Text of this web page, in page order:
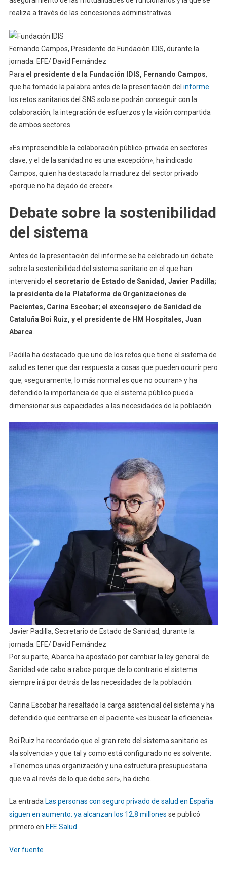
realiza a través de las concesiones administrativas.
Fernando Campos, Presidente de Fundación IDIS, durante la
jornada. EFE/ David Fernández
Para el presidente de la Fundación IDIS, Fernando Campos,
que ha tomado la palabra antes de la presentación del informe
los retos sanitarios del SNS solo se podrán conseguir con la
colaboración, la integración de esfuerzos y la visión compartida
de ambos sectores.
«Es imprescindible la colaboración público-privada en sectores
clave, y el de la sanidad no es una excepción», ha indicado
Campos, quien ha destacado la madurez del sector privado
«porque no ha dejado de crecer».
Debate sobre la sostenibilidad
del sistema
Antes de la presentación del informe se ha celebrado un debate
sobre la sostenibilidad del sistema sanitario en el que han
intervenido el secretario de Estado de Sanidad, Javier Padilla;
la presidenta de la Plataforma de Organizaciones de
Pacientes, Carina Escobar; el exconsejero de Sanidad de
Cataluña Boi Ruiz, y el presidente de HM Hospitales, Juan
Abarca
Padilla ha destacado que uno de los retos que tiene el sistema de
salud es tener que dar respuesta a cosas que pueden ocurrir pero
que, «seguramente, lo más normal es que no ocurran» y ha
defendido la importancia de que el sistema público pueda
dimensionar sus capacidades a las necesidades de la población.
Javier Padilla, Secretario de Estado de Sanidad, durante la
jornada. EFE/ David Fernández
Por su parte, Abarca ha apostado por cambiar la ley general de
Sanidad «de cabo a rabo» porque de lo contrario el sistema
siempre irá por detrás de las necesidades de la población.
Carina Escobar ha resaltado la carga asistencial del sistema y ha
defendido que centrarse en el paciente «es buscar la eficiencia».
Boi Ruiz ha recordado que el gran reto del sistema sanitario es
«la solvencia» y que tal y como está configurado no es solvente:
«Tenemos unas organización y una estructura presupuestaria
que va al revés de lo que debe ser», ha dicho.
La entrada Las personas con seguro privado de salud en España
siguen en aumento: ya alcanzan los 12,8 millones se publicó
primero en EFE Salud
Ver fuente